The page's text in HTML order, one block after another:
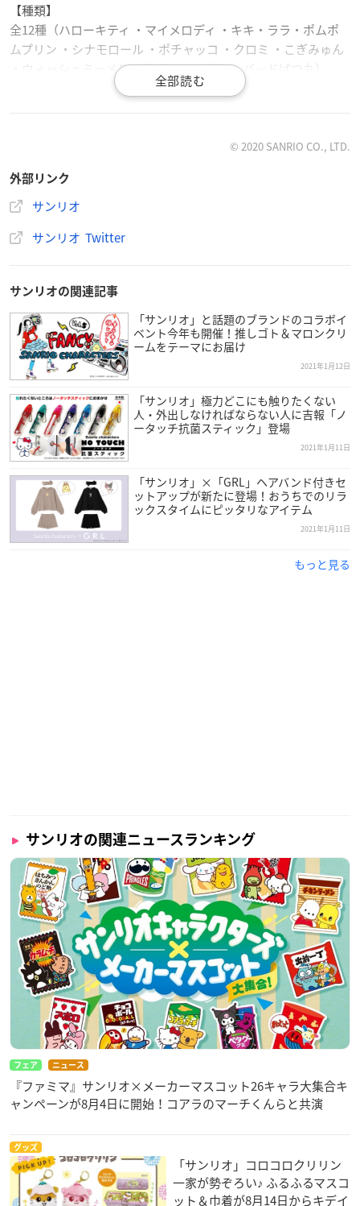
【種類】
全12種（ハローキティ ・マイメロディ ・キキ・ララ・ポムポ
ムプリン ・シナモロール ・ポチャッコ ・クロミ ・こぎみゅん
・ウィッシュミーメル ・タキシードサム ・バッドばつ丸）
ポリエステル、ABS樹脂
マスコットはとり出せます
ほ乳瓶に付いているボールチェーンはマスコットに付け替えら
れます
対象年齢6才以上
▼購入はこちら
サンリオオンラインショップ
【ほ乳瓶入りマスコット】ほ乳瓶形のケースに12キャラク
ターのベビーデザインマスコットをセット！パステルカラ
ーがかわいくてインスタ映えもバッチリ☆お買い求めは全
国のサンリオショップでね♡ https://t.co/QaPD6K7cXspic.
© 2020 SANRIO CO., LTD.
外部リンク
サンリオ
サンリオ Twitter
サンリオの関連記事
「サンリオ」と話題のブランドのコラボイ
ベント今年も開催！推しゴト＆マロンクリ
ームをテーマにお届け
2021年1月12日
「サンリオ」極力どこにも触りたくない
人・外出しなければならない人に吉報「ノ
ータッチ抗菌スティック」登場
2021年1月11日
「サンリオ」×「GRL」ヘアバンド付きセ
ットアップが新たに登場！おうちでのリラ
ックスタイムにピッタリなアイテム
2021年1月11日
もっと見る
サンリオの関連ニュースランキング
フェア ニュース
『ファミマ』サンリオ×メーカーマスコット26キャラ大集合キ
ャンペーンが8月4日に開始！コアラのマーチくんらと共演
グッズ
「サンリオ」コロコロクリリン
一家が勢ぞろい♪ ふるふるマスコ
ット＆巾着が8月14日からキデイ